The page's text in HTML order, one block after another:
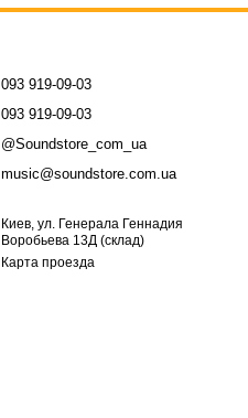
093 919-09-03
093 919-09-03
@Soundstore_com_ua
music@soundstore.com.ua
Киев, ул. Генерала Геннадия
Воробьева 13Д (склад)
Карта проезда